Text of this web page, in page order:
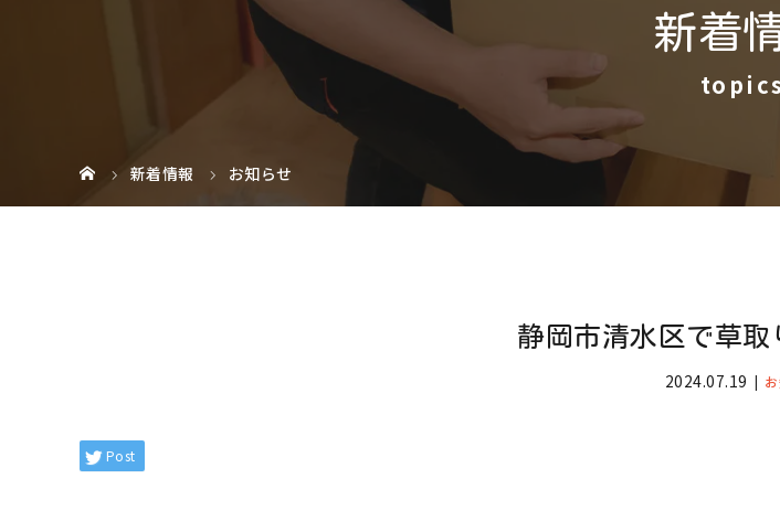
新着
topics
新着情報 お知らせ
静岡市清水区で草取
2024.07.19
Post